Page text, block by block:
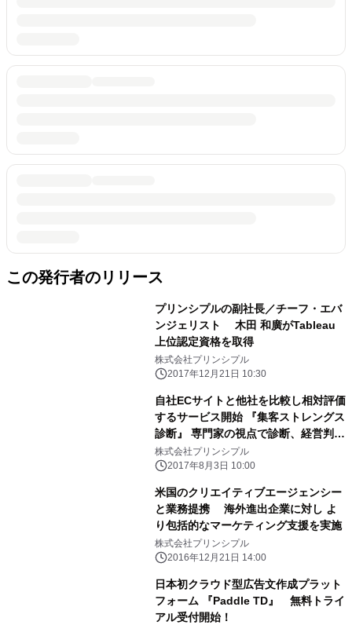
この発行者のリリース
プリンシプルの副社長／チーフ・エバ
ンジェリスト 木田 和廣がTableau
上位認定資格を取得
株式会社プリンシプル
2017年12月21日 10:30
自社ECサイトと他社を比較し相対評価
するサービス開始 『集客ストレングス
診断』 専門家の視点で診断、経営判断
に必要なデータを正確に収集
株式会社プリンシプル
2017年8月3日 10:00
米国のクリエイティブエージェンシー
と業務提携 海外進出企業に対し よ
り包括的なマーケティング支援を実施
株式会社プリンシプル
2016年12月21日 14:00
日本初クラウド型広告文作成プラット
フォーム 『Paddle TD』 無料トライ
アル受付開始！